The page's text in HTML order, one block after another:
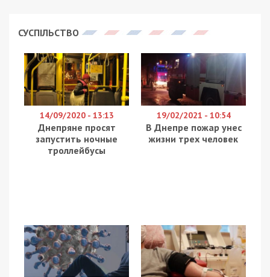
сообщили в пресс-службе главного управления
Днепропетровской области.
Прибывшие на место спасатели установили, что
произошло столкновение двух автомобилей:
Mercedes-Benz Vito, который перевозил ульи с
пчелами и грузовика «DAF» загруженного песком.
Во время столкновения грузовик перевернулся на
бок и перегородил дорогу.
травмами забрали в областную детскую
клиническую больницу и в городскую
клиническую больницу №6. Позднее мальчик
2006 года рождения умер в больнице.